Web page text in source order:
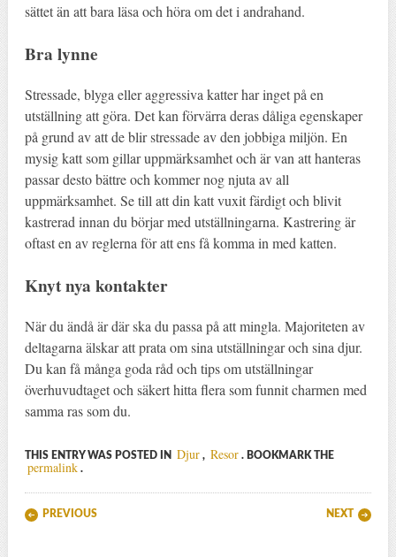
sättet än att bara läsa och höra om det i andrahand.
Bra lynne
Stressade, blyga eller aggressiva katter har inget på en
utställning att göra. Det kan förvärra deras dåliga egenskaper
på grund av att de blir stressade av den jobbiga miljön. En
mysig katt som gillar uppmärksamhet och är van att hanteras
passar desto bättre och kommer nog njuta av all
uppmärksamhet. Se till att din katt vuxit färdigt och blivit
kastrerad innan du börjar med utställningarna. Kastrering är
oftast en av reglerna för att ens få komma in med katten.
Knyt nya kontakter
När du ändå är där ska du passa på att mingla. Majoriteten av
deltagarna älskar att prata om sina utställningar och sina djur.
Du kan få många goda råd och tips om utställningar
överhuvudtaget och säkert hitta flera som funnit charmen med
samma ras som du.
THIS ENTRY WAS POSTED IN Djur , Resor . BOOKMARK THE
permalink .
Post navigation
PREVIOUS NEXT